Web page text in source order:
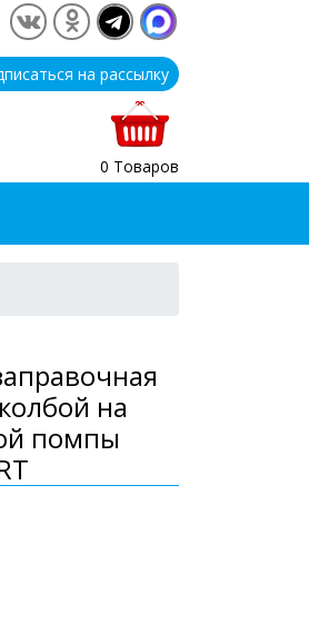
на рассылку
0 Товаров
на
помпы